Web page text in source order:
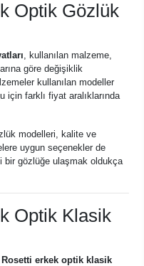
Optik Gözlük
, kullanılan malzeme,
göre değişiklik
kullanılan modeller
için farklı fiyat aralıklarında
modelleri, kalite ve
uygun seçenekler de
bir gözlüğe ulaşmak oldukça
Optik Klasik
erkek optik klasik